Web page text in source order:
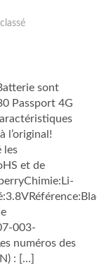
sont
Passport 4G
l’original!
les
et de
003-
numéros des
: […]